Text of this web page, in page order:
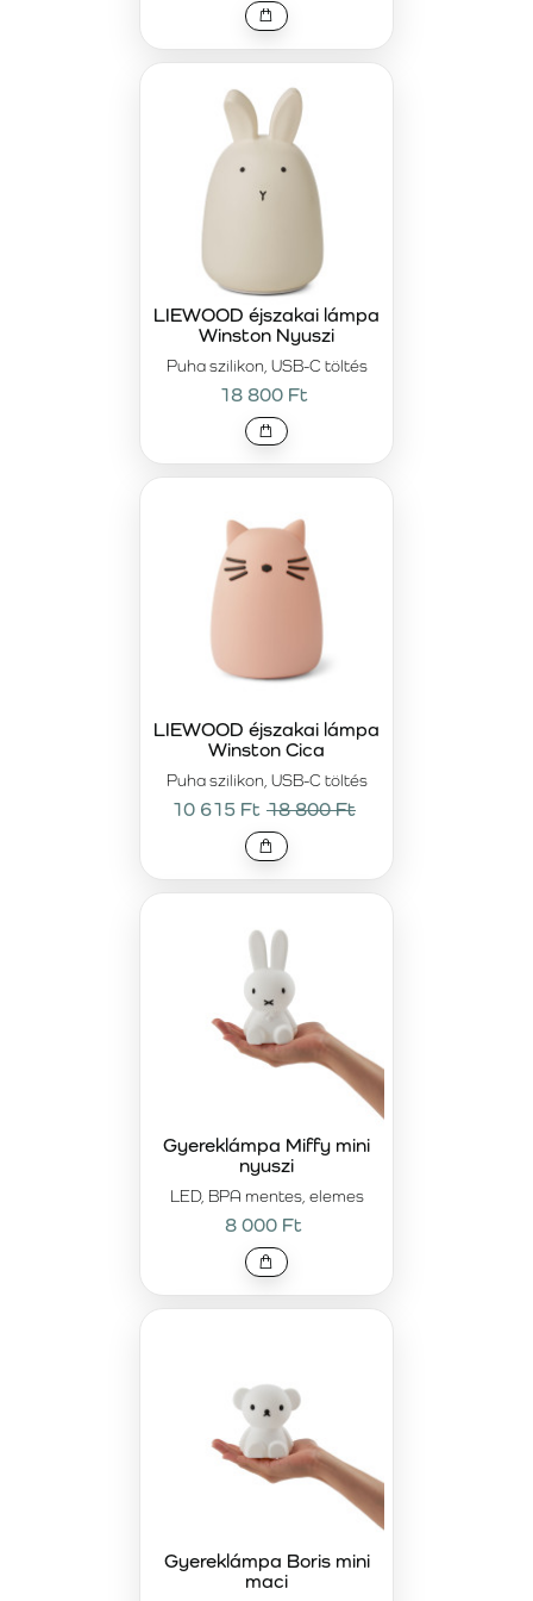
A megfelelő világítás harmonikus környezetet teremt a
gyerekszobában, és hozzájárul a pihentető alváshoz. A Mr
Maria lámpák modern dizájnt ötvöznek a
funkcionalitással, így tökéletes megoldást kínálnak
kicsiknek és nagyoknak egyaránt. Válassza ki a megfelelő
lámpát gyermekének, és teremtsen meghitt, biztonságos
Puha szilikon, USB-C töltés
LIEWOOD éjszakai lámpa
Winston Nyuszi
18 800 Ft
Puha szilikon, USB-C töltés
LIEWOOD éjszakai lámpa
Winston Cica
10 615 Ft 18 800 Ft
LED, BPA mentes, elemes
Gyereklámpa Miffy mini
nyuszi
8 000 Ft
Gyereklámpa Boris mini
maci